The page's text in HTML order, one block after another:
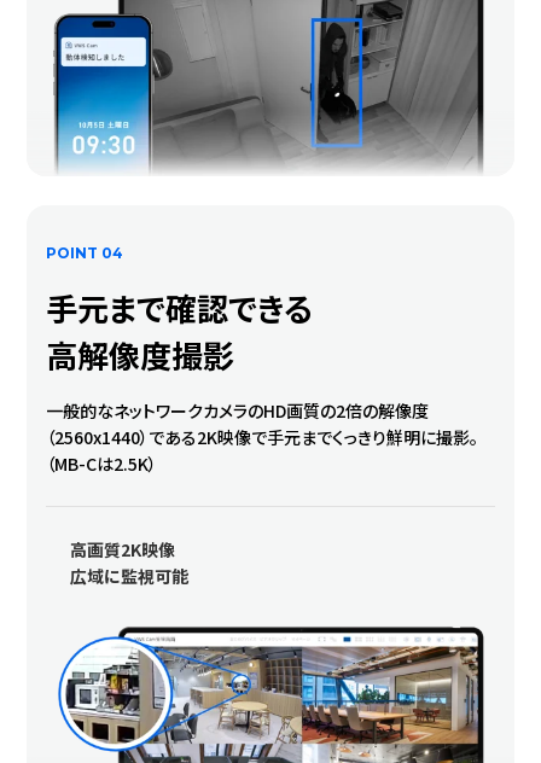
POINT 04
手元まで確認できる
高解像度撮影
一般的なネットワークカメラのHD画質の2倍の解像度
（2560x1440）である2K映像で手元までくっきり鮮明に撮影。
（MB-Cは2.5K）
高画質2K映像
広域に監視可能